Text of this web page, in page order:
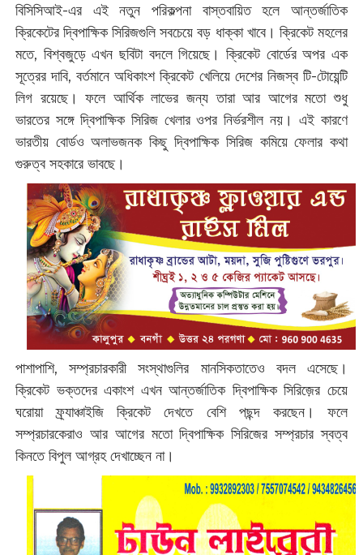
বিসিসিআই-এর এই নতুন পরিকল্পনা বাস্তবায়িত হলে আন্তর্জাতিক
ক্রিকেটের দ্বিপাক্ষিক সিরিজগুলি সবচেয়ে বড় ধাক্কা খাবে। ক্রিকেট মহলের
মতে, বিশ্বজুড়ে এখন ছবিটা বদলে গিয়েছে। ক্রিকেট বোর্ডের অপর এক
সূত্রের দাবি, বর্তমানে অধিকাংশ ক্রিকেট খেলিয়ে দেশের নিজস্ব টি-টোয়েন্টি
লিগ রয়েছে। ফলে আর্থিক লাভের জন্য তারা আর আগের মতো শুধু
ভারতের সঙ্গে দ্বিপাক্ষিক সিরিজ খেলার ওপর নির্ভরশীল নয়। এই কারণে
ভারতীয় বোর্ডও অলাভজনক কিছু দ্বিপাক্ষিক সিরিজ কমিয়ে ফেলার কথা
গুরুত্ব সহকারে ভাবছে।
পাশাপাশি, সম্প্রচারকারী সংস্থাগুলির মানসিকতাতেও বদল এসেছে।
ক্রিকেট ভক্তদের একাংশ এখন আন্তর্জাতিক দ্বিপাক্ষিক সিরিজ়ের চেয়ে
ঘরোয়া ফ্র্যাঞ্চাইজি ক্রিকেট দেখতে বেশি পছন্দ করছেন। ফলে
সম্প্রচারকেরাও আর আগের মতো দ্বিপাক্ষিক সিরিজের সম্প্রচার স্বত্ব
কিনতে বিপুল আগ্রহ দেখাচ্ছেন না।